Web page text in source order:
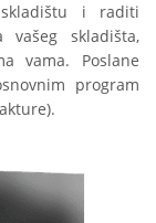
i raditi
skladišta,
vama. Poslane
program